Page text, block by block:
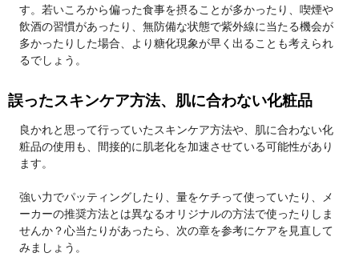
す。若いころから偏った食事を摂ることが多かったり、喫煙や
飲酒の習慣があったり、無防備な状態で紫外線に当たる機会が
多かったりした場合、より糖化現象が早く出ることも考えられ
るでしょう。
誤ったスキンケア方法、肌に合わない化粧品
良かれと思って行っていたスキンケア方法や、肌に合わない化
粧品の使用も、間接的に肌老化を加速させている可能性があり
ます。
強い力でパッティングしたり、量をケチって使っていたり、メ
ーカーの推奨方法とは異なるオリジナルの方法で使ったりしま
せんか？心当たりがあったら、次の章を参考にケアを見直して
みましょう。